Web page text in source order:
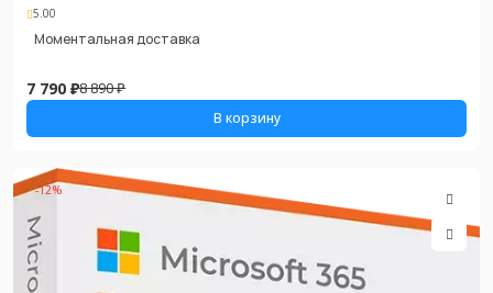
5.00
Моментальная доставка
7 790 ₽8 890 ₽
В корзину
-12%